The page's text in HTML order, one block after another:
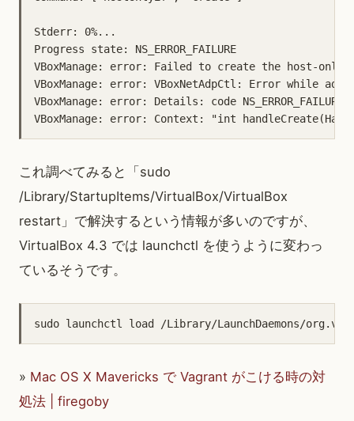
Stderr: 0%...
Progress state: NS_ERROR_FAILURE
VBoxManage: error: Failed to create the host-only
VBoxManage: error: VBoxNetAdpCtl: Error while
VBoxManage: error: Details: code
これ調べてみると「sudo
/Library/StartupItems/VirtualBox/VirtualBox
restart」で解決するという情報が多いのですが、
VirtualBox 4.3 では launchctl を使うように変わっ
ているそうです。
» Mac OS X Mavericks で Vagrant がこける時の対
処法 | firegoby